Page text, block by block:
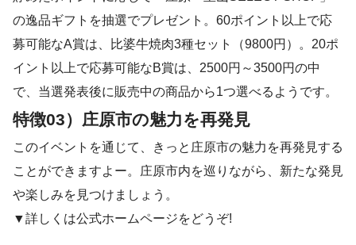
の逸品ギフトを抽選でプレゼント。60ポイント以上で応
募可能なA賞は、比婆牛焼肉3種セット（9800円）。20ポ
イント以上で応募可能なB賞は、2500円～3500円の中
で、当選発表後に販売中の商品から1つ選べるようです。
特徴03）庄原市の魅力を再発見
このイベントを通じて、きっと庄原市の魅力を再発見する
ことができますよー。庄原市内を巡りながら、新たな発見
や楽しみを見つけましょう。
▼詳しくは公式ホームページをどうぞ!